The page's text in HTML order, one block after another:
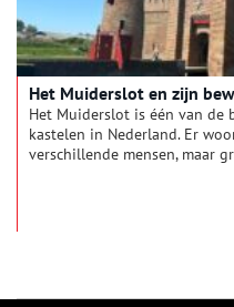
Het Muiderslot en zijn
Het Muiderslot is één van de
kastelen in Nederland. Er
verschillende mensen, maar